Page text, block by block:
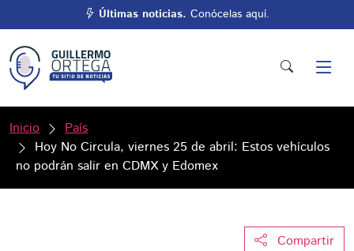
Últimas noticias. Conócelas aquí.
Inicio
País
Hoy No Circula, viernes 25 de abril: Estos vehículos
no podrán salir en CDMX y Edomex
Compartir